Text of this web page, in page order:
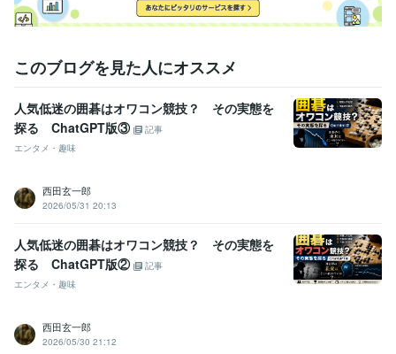
学歴
このブログを見た人にオススメ
人気低迷の囲碁はオワコン競技？ その実態を
探る ChatGPT版③
記事
エンタメ・趣味
西田玄一郎
2026/05/31 20:13
人気低迷の囲碁はオワコン競技？ その実態を
探る ChatGPT版②
記事
エンタメ・趣味
西田玄一郎
2026/05/30 21:12